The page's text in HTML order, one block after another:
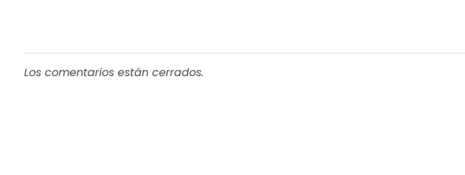
Los comentarios están cerrados.